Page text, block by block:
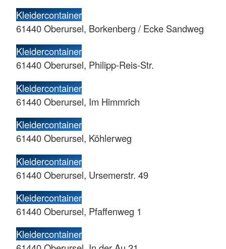
Kleidercontainer
61440 Oberursel, Borkenberg / Ecke Sandweg
Kleidercontainer
61440 Oberursel, Philipp-Reis-Str.
Kleidercontainer
61440 Oberursel, Im Himmrich
Kleidercontainer
61440 Oberursel, Köhlerweg
Kleidercontainer
61440 Oberursel, Ursemerstr. 49
Kleidercontainer
61440 Oberursel, Pfaffenweg 1
Kleidercontainer